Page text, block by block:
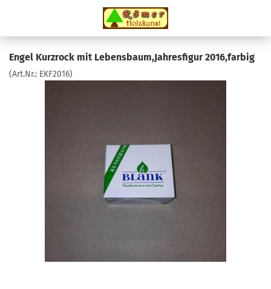
Engel Kurzrock mit Lebensbaum,Jahresfigur 2016,farbig
(Art.Nr.: EKF2016)